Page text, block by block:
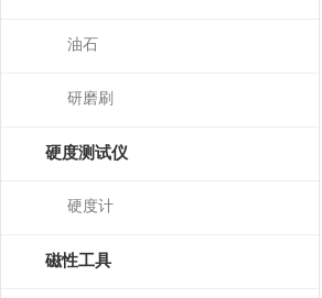
油石
研磨刷
硬度测试仪
硬度计
磁性工具